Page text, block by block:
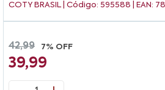
COTY BRASIL | Código: 595588 | EAN:
42,99 7% OFF
39,99